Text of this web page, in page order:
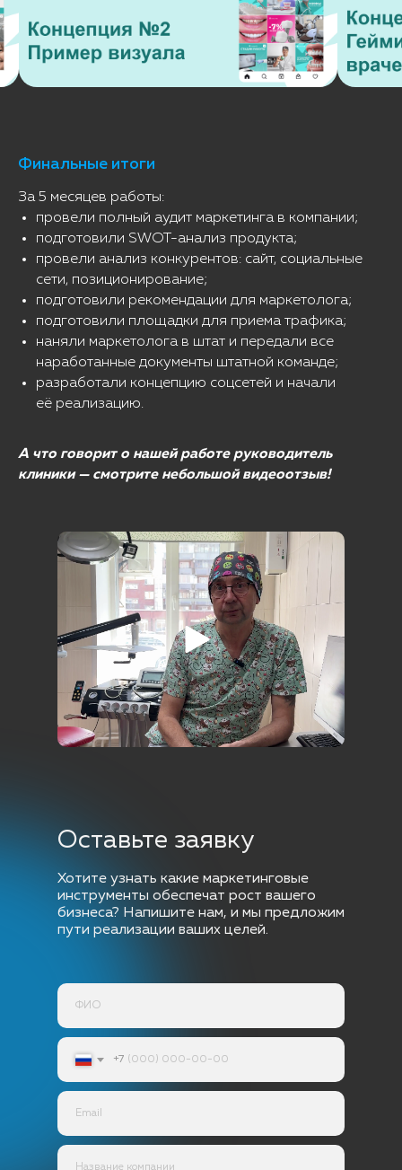
Финальные итоги
За 5 месяцев работы:
провели полный аудит маркетинга в компании;
подготовили SWOT-анализ продукта;
провели анализ конкурентов: сайт, социальные
сети, позиционирование;
подготовили рекомендации для маркетолога;
подготовили площадки для приема трафика;
наняли маркетолога в штат и передали все
наработанные документы штатной команде;
разработали концепцию соцсетей и начали
её реализацию.
А что говорит о нашей работе руководитель
клиники — смотрите небольшой видеоотзыв!
Оставьте заявку
Хотите узнать какие маркетинговые
инструменты обеспечат рост вашего
бизнеса? Напишите нам, и мы предложим
пути реализации ваших целей.
+7